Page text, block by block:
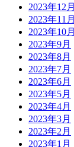
2023年12月
2023年11月
2023年10月
2023年9月
2023年8月
2023年7月
2023年6月
2023年5月
2023年4月
2023年3月
2023年2月
2023年1月